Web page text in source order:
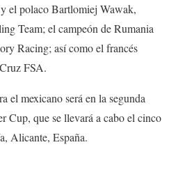
el polaco Bartlomiej Wawak,
Team; el campeón de Rumania
Racing; así como el francés
FSA.
el mexicano será en la segunda
Cup, que se llevará a cabo el cinco
Alicante, España.